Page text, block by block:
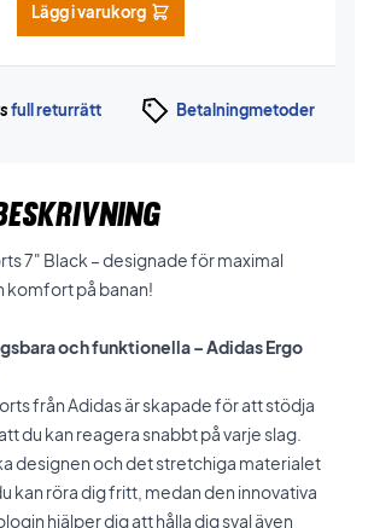
Lägg i varukorg
full returrätt Betalningmetoder
7" Black – designade för maximal
komfort på banan!
och funktionella – Adidas Ergo
från Adidas är skapade för att stödja
du kan reagera snabbt på varje slag.
designen och det stretchiga materialet
kan röra dig fritt, medan den innovativa
hjälper dig att hålla dig sval även